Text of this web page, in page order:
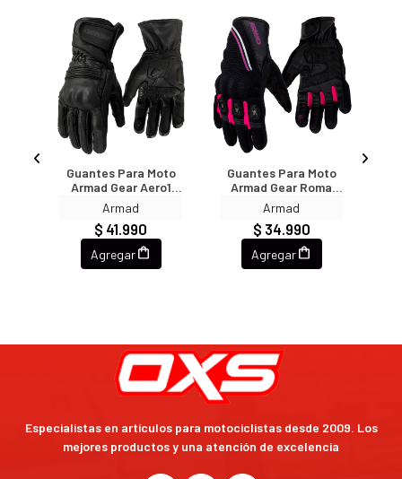
Guantes Para Moto
Armad Gear Aero1
Cuero Largos Touch
Armad
$ 41.990
Agregar
Guantes Para Moto
Armad Gear Roma
Mujer Touch
Armad
$ 34.990
Agregar
Especialistas en artículos para motociclistas desde 2009. Los
mejores productos y una atención de excelencia